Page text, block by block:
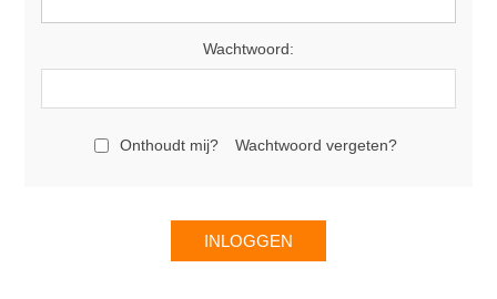
Wachtwoord:
Onthoudt mij? Wachtwoord vergeten?